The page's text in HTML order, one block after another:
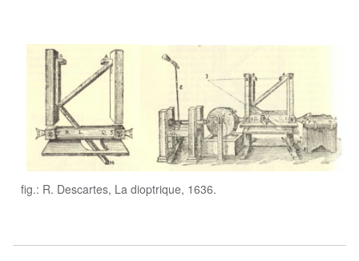
fig.: R. Descartes, La dioptrique, 1636.